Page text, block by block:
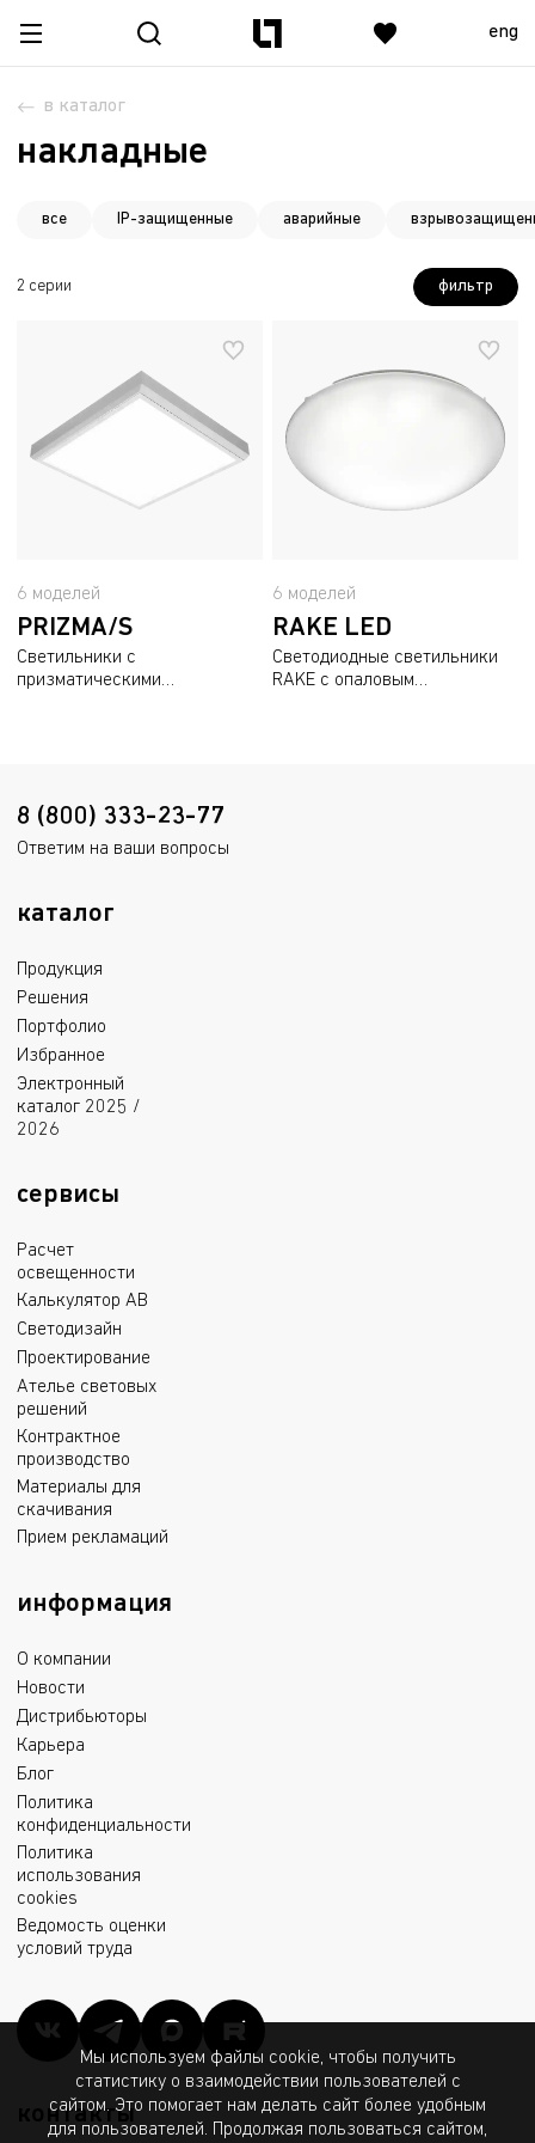
eng
в каталог
накладные
все IP-защищенные аварийные
2 серии фильтр
6 моделей
PRIZMA/S
Светильники с
призматическими
6 моделей
RAKE LED
Светодиодные светильники
RAKE с опаловым
8 (800) 333-23-77
Ответим на ваши вопросы
каталог
Продукция
Решения
Портфолио
Избранное
Электронный
каталог 2025 /
2026
сервисы
Расчет
освещенности
Калькулятор АВ
Светодизайн
Проектирование
Ателье световых
решений
Контрактное
производство
Материалы для
скачивания
Прием рекламаций
информация
О компании
Новости
Дистрибьюторы
Карьера
Блог
Политика
конфиденциальности
Политика
использования
cookies
Ведомость оценки
условий труда
контакты
Мы используем файлы cookie, чтобы получить
статистику о взаимодействии пользователей с
сайтом. Это помогает нам делать сайт более удобным
для пользователей. Продолжая пользоваться сайтом,